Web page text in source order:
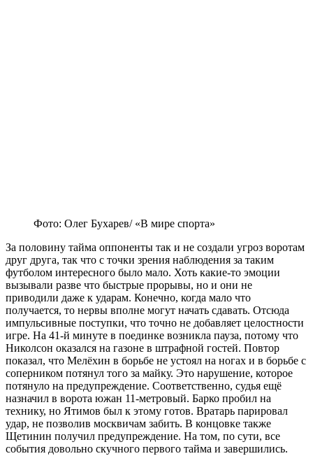
Фото: Олег Бухарев/ «В мире спорта»
За половину тайма оппоненты так и не создали угроз воротам
друг друга, так что с точки зрения наблюдения за таким
футболом интересного было мало. Хоть какие-то эмоции
вызывали разве что быстрые прорывы, но и они не
приводили даже к ударам. Конечно, когда мало что
получается, то нервы вполне могут начать сдавать. Отсюда
импульсивные поступки, что точно не добавляет целостности
игре. На 41-й минуте в поединке возникла пауза, потому что
Николсон оказался на газоне в штрафной гостей. Повтор
показал, что Мелёхин в борьбе не устоял на ногах и в борьбе с
соперником потянул того за майку. Это нарушение, которое
потянуло на предупреждение. Соответственно, судья ещё
назначил в ворота южан 11-метровый. Барко пробил на
технику, но Ятимов был к этому готов. Вратарь парировал
удар, не позволив москвичам забить. В концовке также
Щетинин получил предупреждение. На том, по сути, все
события довольно скучного первого тайма и завершились.